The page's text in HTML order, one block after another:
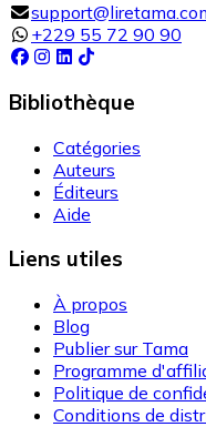
+229 55 72 90 90
Bibliothèque
Catégories
Auteurs
Éditeurs
Aide
Liens utiles
À propos
Blog
Publier sur Tama
Programme
Politique de
Conditions de